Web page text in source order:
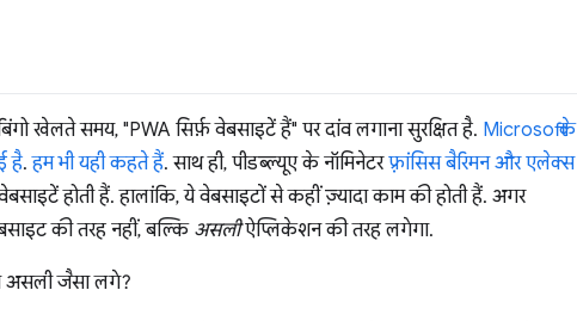
खेलते समय, "PWA सिर्फ़ वेबसाइटें हैं" पर दांव लगाना सुरक्षित है. Microsoft के
है.हम भी यही कहते हैं. साथ ही, पीडब्ल्यूए के नॉमिनेटरफ़्रांसिस बैरिमन और एलेक्स
होती हैं. हालांकि, ये वेबसाइटों से कहीं ज़्यादा काम की होती हैं. अगर
की तरह नहीं, बल्कि असलीऐप्लिकेशन की तरह लगेगा.
असली जैसा लगे?